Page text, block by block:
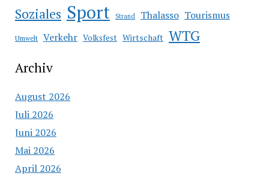
Soziales Sport Strand Thalasso Tourismus
Umwelt Verkehr Volksfest Wirtschaft WTG
Archiv
August 2026
Juli 2026
Juni 2026
Mai 2026
April 2026